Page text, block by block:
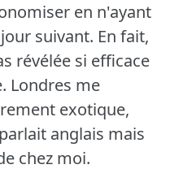
en n'ayant
suivant. En fait,
révélée si efficace
Londres me
exotique,
anglais mais
chez moi.